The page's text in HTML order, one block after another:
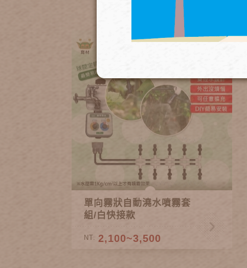
單向霧狀自動澆水噴霧套
組/白快接款
NT. 2,100~3,500